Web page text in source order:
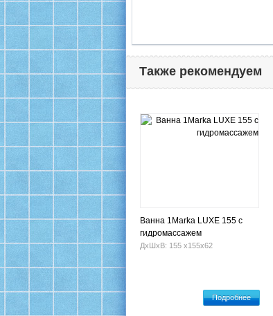
Также рекомендуем
Ванна 1Marka LUXE 155 с
гидромассажем
ДхШхВ: 155 х155х62
Подробнее